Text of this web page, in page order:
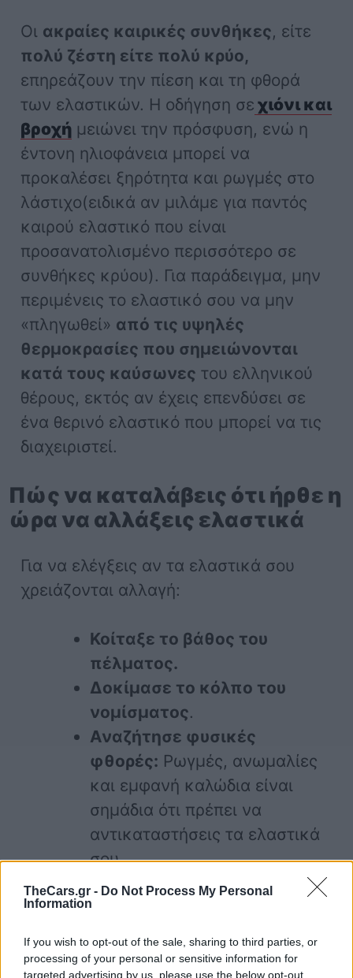
TheCars.gr - Do Not Process My Personal
Information
If you wish to opt-out of the sale, sharing to third parties, or
processing of your personal or sensitive information for
targeted advertising by us, please use the below opt-out
Οι ακραίες καιρικές συνθήκες, είτε
πολύ ζέστη είτε πολύ κρύο,
επηρεάζουν την πίεση και τη φθορά
των ελαστικών. Η οδήγηση σε χιόνι και
βροχή μειώνει την πρόσφυση, ενώ η
έντονη ηλιοφάνεια μπορεί να
προκαλέσει ξηρότητα και ρωγμές στο
λάστιχο(ειδικά αν μιλάμε για παντός
καιρού ελαστικό που είναι
προσανατολισμένο περισσότερο σε
συνθήκες κρύου). Για παράδειγμα, μην
περιμένεις το ελαστικό σου να μην
«πληγωθεί» από τις υψηλές
θερμοκρασίες που σημειώνονται
κατά τους καύσωνες του ελληνικού
θέρους, εκτός αν έχεις επενδύσει σε
ένα θερινό ελαστικό που μπορεί να τις
διαχειριστεί.
Πώς να καταλάβεις ότι ήρθε η
ώρα να αλλάξεις ελαστικά
Για να ελέγξεις αν τα ελαστικά σου
χρειάζονται αλλαγή:
Κοίταξε το βάθος του
πέλματος.
Δοκίμασε το κόλπο του
νομίσματος.
Αναζήτησε φυσικές
φθορές: Ρωγμές, ανωμαλίες
και εμφανή καλώδια είναι
σημάδια ότι πρέπει να
αντικαταστήσεις τα ελαστικά
σου.
ελαστικάσυμβουλές συντήρησης